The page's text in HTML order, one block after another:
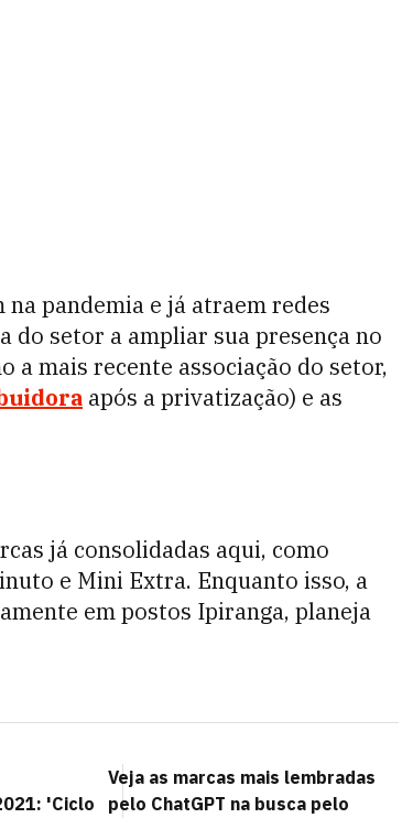
pandemia e já atraem redes
do setor a ampliar sua presença no
a mais recente associação do setor,
após a privatização) e as
já consolidadas aqui, como
e Mini Extra. Enquanto isso, a
em postos Ipiranga, planeja
'Ciclo
Veja as marcas mais lembradas
pelo ChatGPT na busca pelo